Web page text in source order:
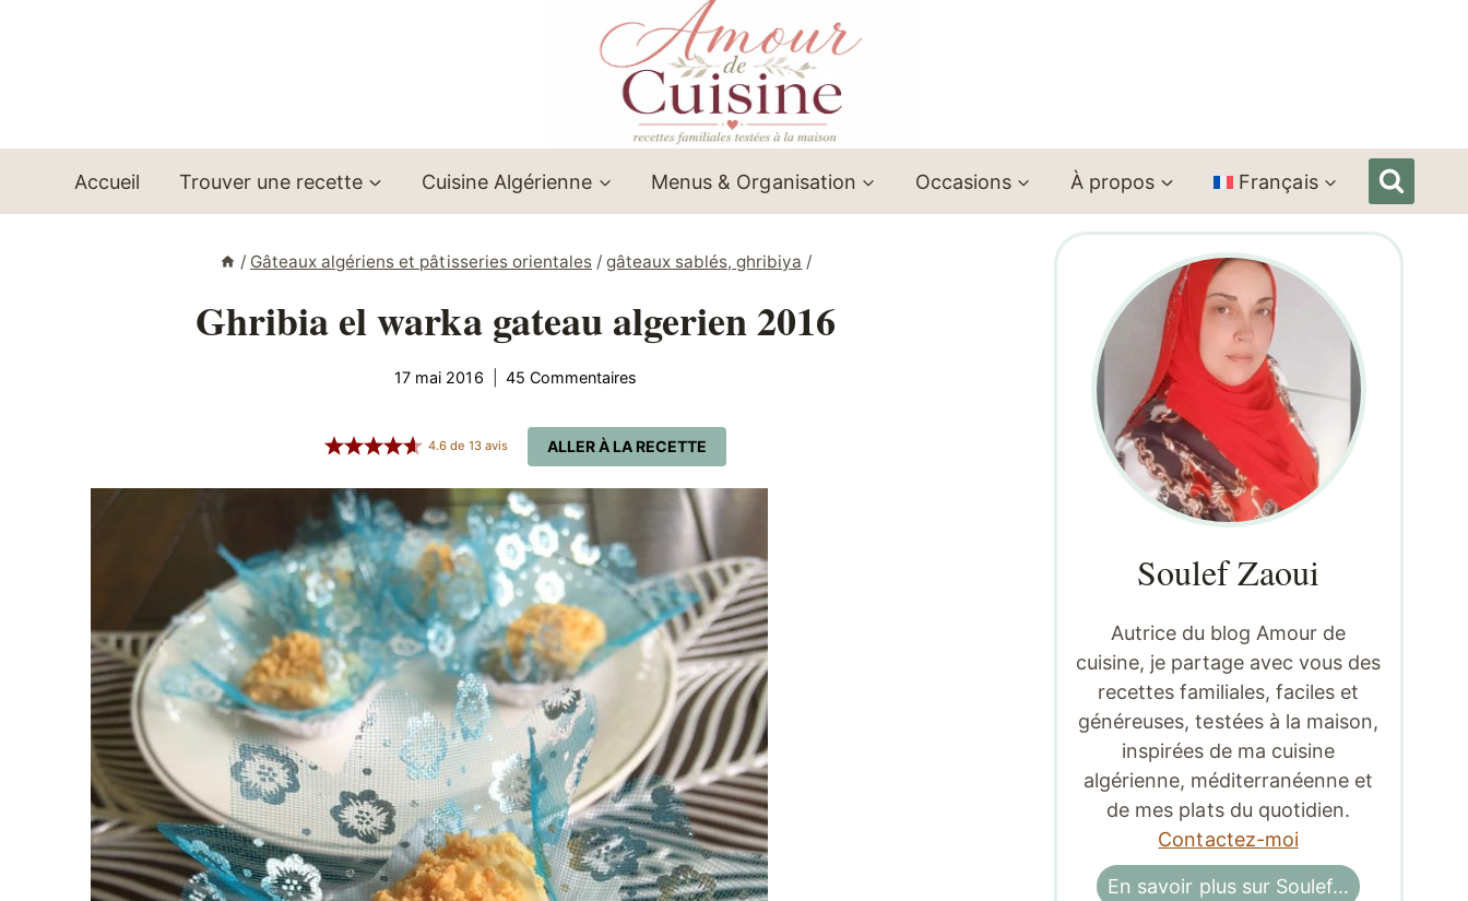
Accueil Trouver une recette Cuisine Algérienne Menus & Organisation Occasions À propos Français
/ Gâteaux algériens et pâtisseries orientales / gâteaux sablés, ghribiya /
Ghribia el warka gateau algerien 2016
17 mai 2016 45 Commentaires
ALLER À LA RECETTE
4.6de 13avis
Soulef Zaoui
Autrice du blog Amour de
cuisine, je partage avec vous des
recettes familiales, faciles et
généreuses, testées à la maison,
inspirées de ma cuisine
algérienne, méditerranéenne et
de mes plats du quotidien.
Contactez-moi
En savoir plus sur Soulef…